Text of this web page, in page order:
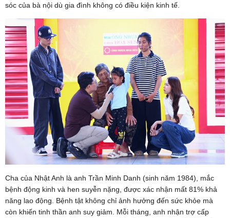
sóc của bà nội dù gia đình không có điều kiện kinh tế.
Cha của Nhật Anh là anh Trần Minh Danh (sinh năm 1984), mắc
bệnh động kinh và hen suyễn nặng, được xác nhận mất 81% khả
năng lao động. Bệnh tật không chỉ ảnh hưởng đến sức khỏe mà
còn khiến tinh thần anh suy giảm. Mỗi tháng, anh nhận trợ cấp